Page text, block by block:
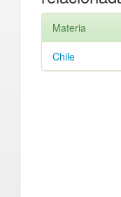
Materia
Chile